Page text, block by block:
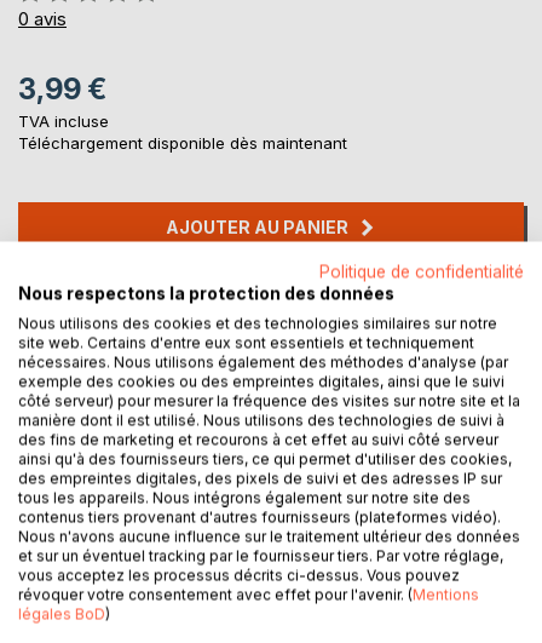
0%
0 avis
3,99 €
TVA incluse
Téléchargement disponible dès maintenant
AJOUTER AU PANIER
Ajouter à ma liste d'envies
Laisser un avis
DESCRIPTION
Roman américain écrit en français par un Canadien-
français exilé à Boston, cette oeuvre détaillée l'étonnante
relation amoureuse entre une femme noire et un illustrateur
Politique de confidentialité
Nous respectons la protection des données
Nous utilisons des cookies et des technologies similaires sur notre
site web. Certains d'entre eux sont essentiels et techniquement
nécessaires. Nous utilisons également des méthodes d'analyse (par
exemple des cookies ou des empreintes digitales, ainsi que le suivi
côté serveur) pour mesurer la fréquence des visites sur notre site et la
manière dont il est utilisé. Nous utilisons des technologies de suivi à
des fins de marketing et recourons à cet effet au suivi côté serveur
ainsi qu'à des fournisseurs tiers, ce qui permet d'utiliser des cookies,
des empreintes digitales, des pixels de suivi et des adresses IP sur
tous les appareils. Nous intégrons également sur notre site des
contenus tiers provenant d'autres fournisseurs (plateformes vidéo).
Nous n'avons aucune influence sur le traitement ultérieur des données
et sur un éventuel tracking par le fournisseur tiers. Par votre réglage,
vous acceptez les processus décrits ci-dessus. Vous pouvez
révoquer votre consentement avec effet pour l'avenir. (Mentions
légales BoD)